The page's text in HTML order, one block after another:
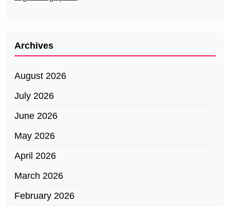
Archives
August 2026
July 2026
June 2026
May 2026
April 2026
March 2026
February 2026